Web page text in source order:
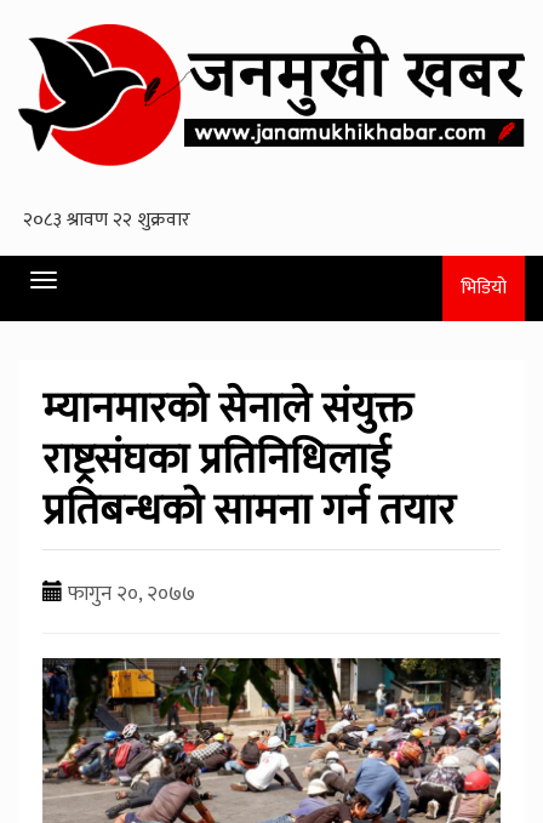
Toggle
navigation
भिडियो
म्यानमारको सेनाले संयुक्त
राष्ट्रसंघका प्रतिनिधिलाई
प्रतिबन्धको सामना गर्न तयार
फागुन २०, २०७७